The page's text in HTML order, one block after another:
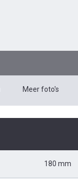
Meer foto's
180 mm